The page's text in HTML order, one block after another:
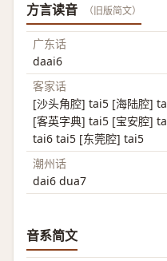
方言读音 （旧版简文）
广东话
daai6
客家话
[沙头角腔] tai5 [海陆腔]
[客英字典] tai5 [宝安腔]
tai6 tai5 [东莞腔] tai5
潮州话
dai6 dua7
音系简文